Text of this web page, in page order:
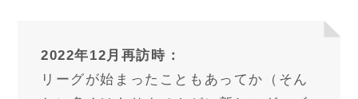
2022年12月再訪時：
リーグが始まったこともあってか（そん